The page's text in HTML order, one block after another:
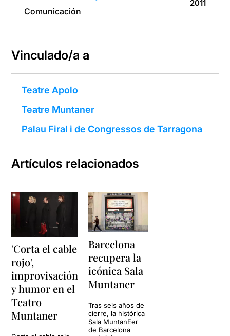
Comunicación
2011
Vinculado/a a
Teatre Apolo
Teatre Muntaner
Palau Firal i de Congressos de Tarragona
Artículos relacionados
'Corta el cable
rojo',
improvisación
y humor en el
Teatro
Muntaner
Barcelona
recupera la
icónica Sala
Muntaner
Tras seis años de
cierre, la histórica
Sala MuntanEer
de Barcelona